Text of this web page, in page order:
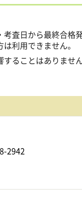
査日から最終合格
利用できません。
ることはありません
2942